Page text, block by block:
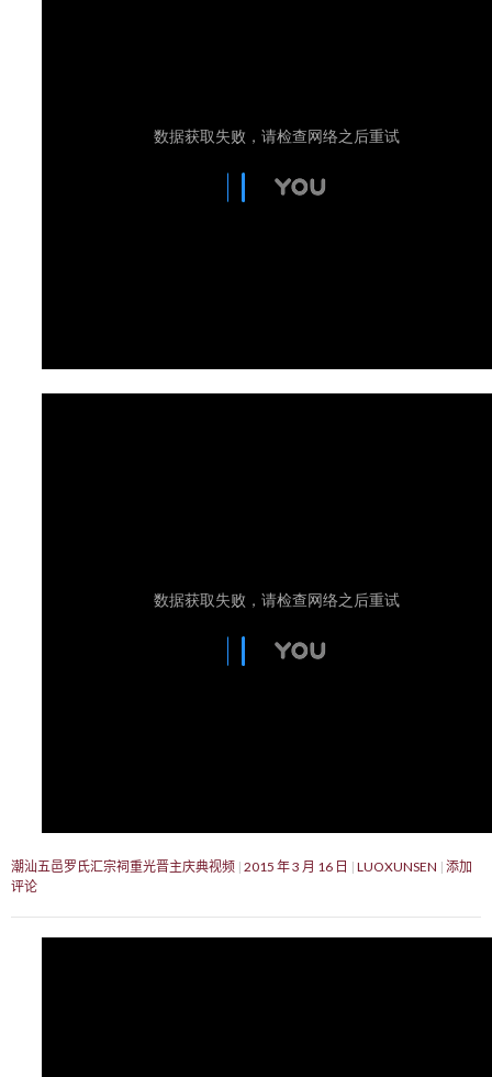
潮汕五邑罗氏汇宗祠重光晋主庆典视频 2015 年 3 月 16 日 LUOXUNSEN 添加
评论